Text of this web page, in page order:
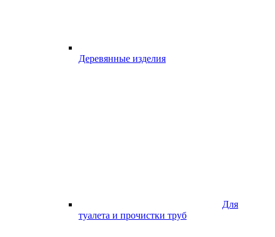
Деревянные изделия
Для
туалета и прочистки труб